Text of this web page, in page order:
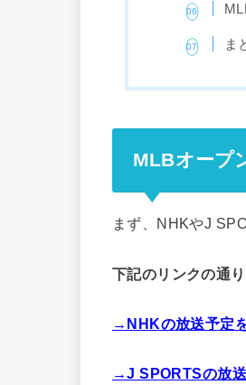
ま
MLBオープ
まず、NHKやJ
下記のリンクの通
→NHKの放送予定
→J SPORTSの放